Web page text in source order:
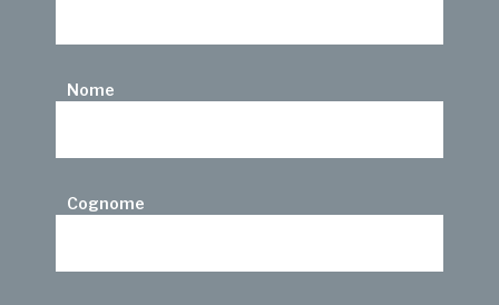
Nome
Cognome